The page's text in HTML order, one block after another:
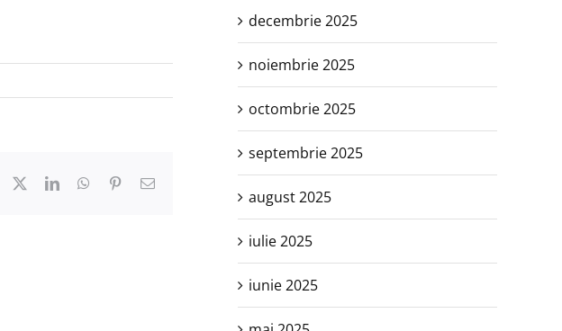
Facebook LinkedInWhatsApp
Pinterest
E-
decembrie 2025
noiembrie 2025
octombrie 2025
septembrie 2025
august 2025
iulie 2025
iunie 2025